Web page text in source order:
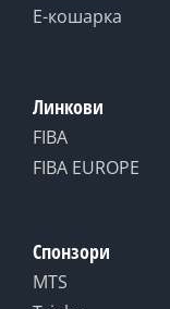
Е-кошарка
Линкови
FIBA
FIBA EUROPE
Спонзори
MTS